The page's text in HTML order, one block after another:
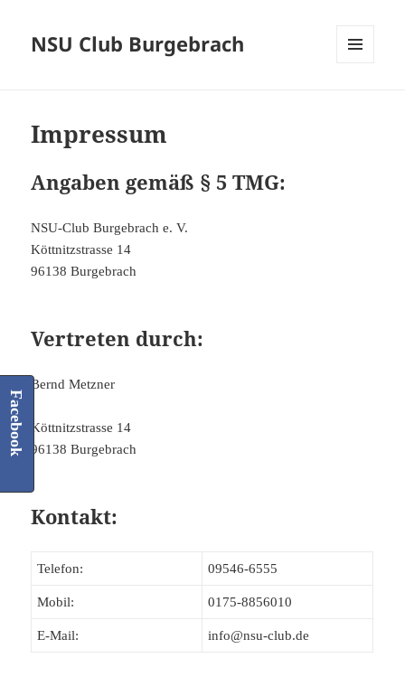
NSU Club Burgebrach
Impressum
Angaben gemäß § 5 TMG:
NSU-Club Burgebrach e. V.
Köttnitzstrasse 14
96138 Burgebrach
Vertreten durch:
Bernd Metzner
Köttnitzstrasse 14
96138 Burgebrach
Kontakt:
Telefon: 09546-6555
Mobil: 0175-8856010
E-Mail: info@nsu-club.de
Facebook